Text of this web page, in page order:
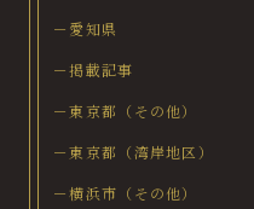
－愛知県
－掲載記事
－東京都（その他）
－東京都（湾岸地区）
－横浜市（その他）